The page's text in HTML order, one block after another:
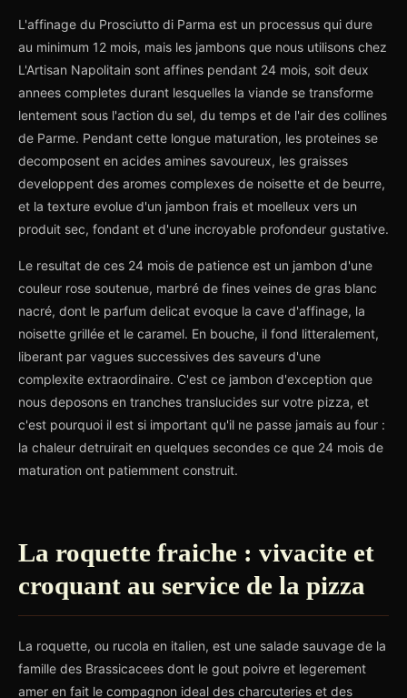
L'affinage du Prosciutto di Parma est un processus qui dure
au minimum 12 mois, mais les jambons que nous utilisons chez
L'Artisan Napolitain sont affines pendant 24 mois, soit deux
annees completes durant lesquelles la viande se transforme
lentement sous l'action du sel, du temps et de l'air des collines
de Parme. Pendant cette longue maturation, les proteines se
decomposent en acides amines savoureux, les graisses
developpent des aromes complexes de noisette et de beurre,
et la texture evolue d'un jambon frais et moelleux vers un
produit sec, fondant et d'une incroyable profondeur gustative.
Le resultat de ces 24 mois de patience est un jambon d'une
couleur rose soutenue, marbré de fines veines de gras blanc
nacré, dont le parfum delicat evoque la cave d'affinage, la
noisette grillée et le caramel. En bouche, il fond litteralement,
liberant par vagues successives des saveurs d'une
complexite extraordinaire. C'est ce jambon d'exception que
nous deposons en tranches translucides sur votre pizza, et
c'est pourquoi il est si important qu'il ne passe jamais au four :
la chaleur detruirait en quelques secondes ce que 24 mois de
maturation ont patiemment construit.
La roquette fraiche : vivacite et
croquant au service de la pizza
La roquette, ou rucola en italien, est une salade sauvage de la
famille des Brassicacees dont le gout poivre et legerement
amer en fait le compagnon ideal des charcuteries et des